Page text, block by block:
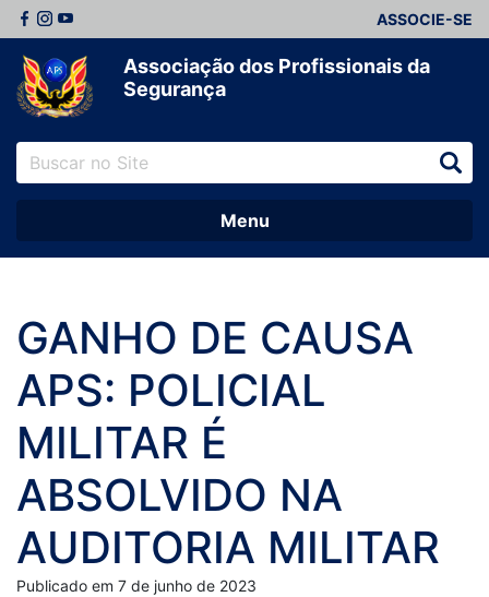
ASSOCIE-SE
Associação dos Profissionais da
Segurança
Menu
GANHO DE CAUSA
APS: POLICIAL
MILITAR É
ABSOLVIDO NA
AUDITORIA MILITAR
Publicado em 7 de junho de 2023